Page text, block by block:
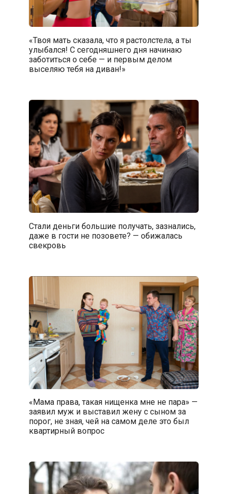
«Твоя мать сказала, что я растолстела, а ты
улыбался! С сегодняшнего дня начинаю
заботиться о себе — и первым делом
выселяю тебя на диван!»
Стали деньги большие получать, зазнались,
даже в гости не позовете? — обижалась
свекровь
«Мама права, такая нищенка мне не пара» —
заявил муж и выставил жену с сыном за
порог, не зная, чей на самом деле это был
квартирный вопрос